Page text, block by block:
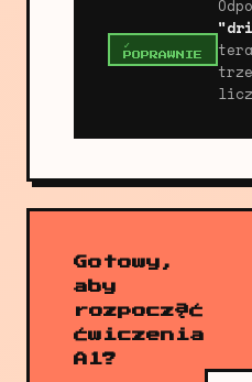
✓
POPRAWNIE
Gotowy,
aby
rozpocząć
ćwiczenia
A1?